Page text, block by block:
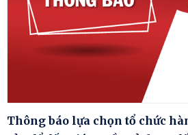
Thông báo lựa chọn tổ chức